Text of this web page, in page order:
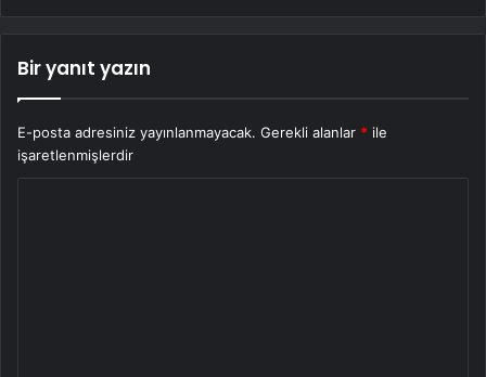
Bir yanıt yazın
E-posta adresiniz yayınlanmayacak. Gerekli alanlar * ile
işaretlenmişlerdir